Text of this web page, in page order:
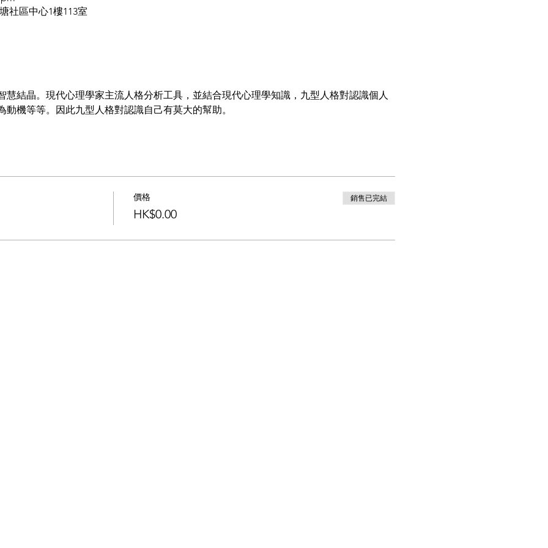
社區中心1樓113室
慧結晶。現代心理學家主流人格分析工具，並結合現代心理學知識，九型人格對認識個人
動機等等。因此九型人格對認識自己有莫大的幫助。
價格
HK$0.00
銷售已完結